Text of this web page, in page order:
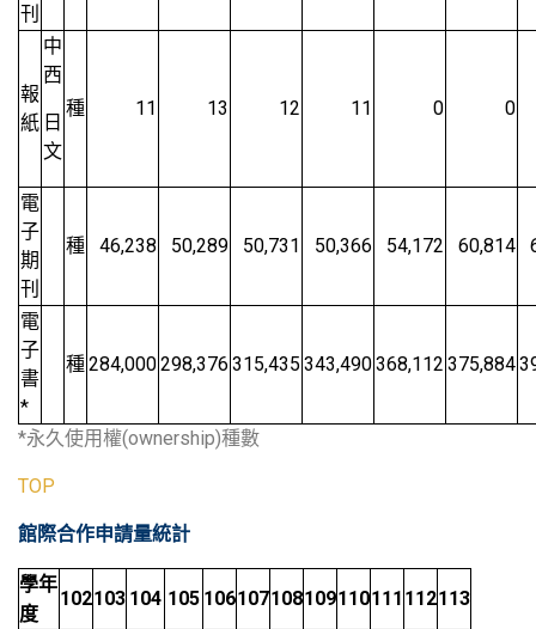
刊
報
紙
中
西
日
文
種 11 13 12 11 0 0
電
子
期
刊
種 46,238 50,289 50,731 50,366 54,172 60,814
電
子
書
*
種284,000298,376 315,435 343,490368,112 375,884
*永久使用權(ownership)種數
TOP
館際合作申請量統計
學年
度
102103 104 105 106107108109110111 112113